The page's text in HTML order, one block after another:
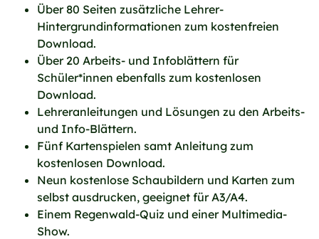
Über 80 Seiten zusätzliche Lehrer-
Hintergrundinformationen zum kostenfreien
Download.
Über 20 Arbeits- und Infoblättern für
Schüler*innen ebenfalls zum kostenlosen
Download.
Lehreranleitungen und Lösungen zu den Arbeits-
und Info-Blättern.
Fünf Kartenspielen samt Anleitung zum
kostenlosen Download.
Neun kostenlose Schaubildern und Karten zum
selbst ausdrucken, geeignet für A3/A4.
Einem Regenwald-Quiz und einer Multimedia-
Show.